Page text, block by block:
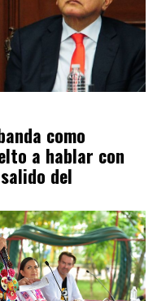
como
a hablar con
del